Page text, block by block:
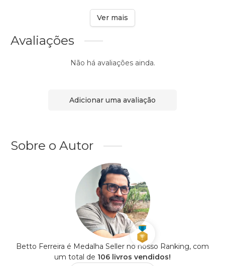
Ver mais
Avaliações
Não há avaliações ainda.
Adicionar uma avaliação
Sobre o Autor
Betto Ferreira é Medalha Seller no nosso Ranking, com
um total de 106 livros vendidos!